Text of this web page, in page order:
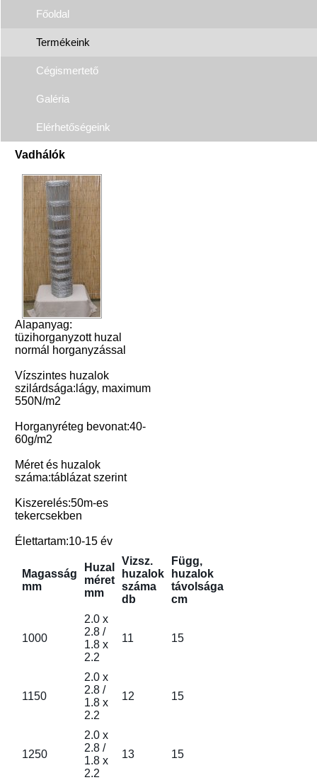
Főoldal
Termékeink
Cégismertető
Galéria
Elérhetőségeink
Vadhálók
Alapanyag:
tüzihorganyzott huzal
normál horganyzással
Vízszintes huzalok
szilárdsága:lágy, maximum
550N/m2
Horganyréteg bevonat:40-
60g/m2
Méret és huzalok
száma:táblázat szerint
Kiszerelés:50m-es
tekercsekben
Élettartam:10-15 év
Magasság
mm
Huzal
méret
mm
Vizsz.
huzalok
száma
db
Függ,
huzalok
távolsága
cm
1000
2.0 x
2.8 /
1.8 x
2.2
11 15
1150
2.0 x
2.8 /
1.8 x
2.2
12 15
1250
2.0 x
2.8 /
1.8 x
2.2
13 15